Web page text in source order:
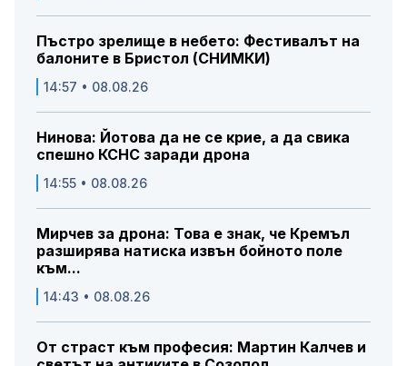
Пъстро зрелище в небето: Фестивалът на
балоните в Бристол (СНИМКИ)
14:57 • 08.08.26
Нинова: Йотова да не се крие, а да свика
спешно КСНС заради дрона
14:55 • 08.08.26
Мирчев за дрона: Това е знак, че Кремъл
разширява натиска извън бойното поле
към...
14:43 • 08.08.26
От страст към професия: Мартин Калчев и